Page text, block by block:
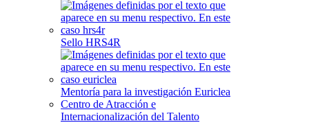
Sello HRS4R
Mentoría para la investigación Euriclea
Centro de Atracción e
Internacionalización del Talento